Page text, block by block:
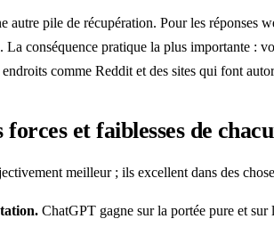
autre pile de récupération. Pour les réponses
conséquence pratique la plus importante :
comme Reddit et des sites qui font
forces et faiblesses de
meilleur ; ils excellent dans des
ChatGPT gagne sur la portée pure et